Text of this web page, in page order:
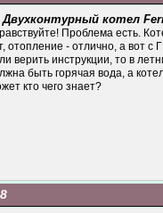
Двухконтурный котел
Проблема есть.
отопление - отлично, а вот с
верить инструкции, то в
быть горячая вода, а
кто чего знает?